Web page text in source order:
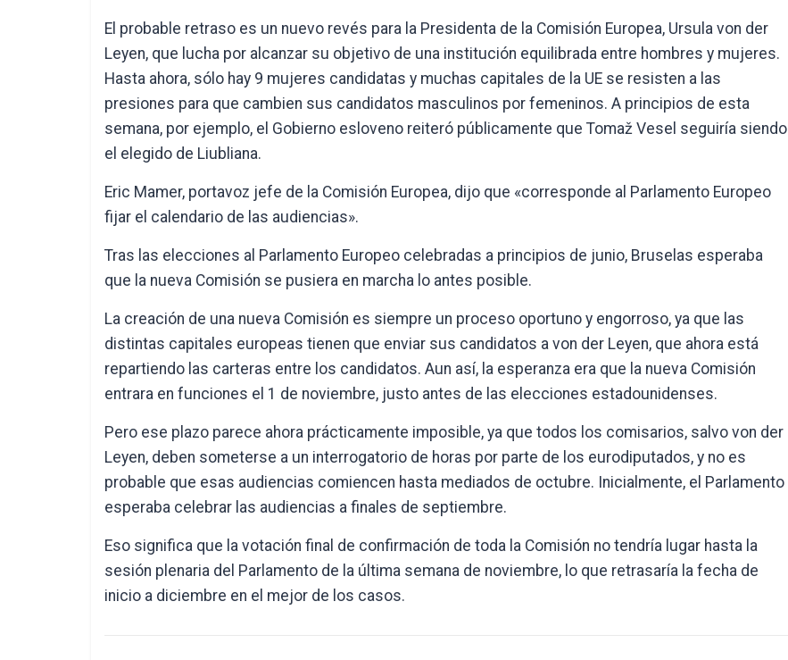
El probable retraso es un nuevo revés para la Presidenta de la Comisión Europea, Ursula von der
Leyen, que lucha por alcanzar su objetivo de una institución equilibrada entre hombres y mujeres.
Hasta ahora, sólo hay 9 mujeres candidatas y muchas capitales de la UE se resisten a las
presiones para que cambien sus candidatos masculinos por femeninos. A principios de esta
semana, por ejemplo, el Gobierno esloveno reiteró públicamente que Tomaž Vesel seguiría siendo
el elegido de Liubliana.
Eric Mamer, portavoz jefe de la Comisión Europea, dijo que «corresponde al Parlamento Europeo
fijar el calendario de las audiencias».
Tras las elecciones al Parlamento Europeo celebradas a principios de junio, Bruselas esperaba
que la nueva Comisión se pusiera en marcha lo antes posible.
La creación de una nueva Comisión es siempre un proceso oportuno y engorroso, ya que las
distintas capitales europeas tienen que enviar sus candidatos a von der Leyen, que ahora está
repartiendo las carteras entre los candidatos. Aun así, la esperanza era que la nueva Comisión
entrara en funciones el 1 de noviembre, justo antes de las elecciones estadounidenses.
Pero ese plazo parece ahora prácticamente imposible, ya que todos los comisarios, salvo von der
Leyen, deben someterse a un interrogatorio de horas por parte de los eurodiputados, y no es
probable que esas audiencias comiencen hasta mediados de octubre. Inicialmente, el Parlamento
esperaba celebrar las audiencias a finales de septiembre.
Eso significa que la votación final de confirmación de toda la Comisión no tendría lugar hasta la
sesión plenaria del Parlamento de la última semana de noviembre, lo que retrasaría la fecha de
inicio a diciembre en el mejor de los casos.